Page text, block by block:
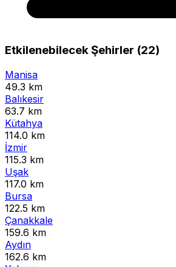
Etkilenebilecek Şehirler (22)
Manisa
49.3 km
Balıkesir
63.7 km
Kütahya
114.0 km
İzmir
115.3 km
Uşak
117.0 km
Bursa
122.5 km
Çanakkale
159.6 km
Aydın
162.6 km